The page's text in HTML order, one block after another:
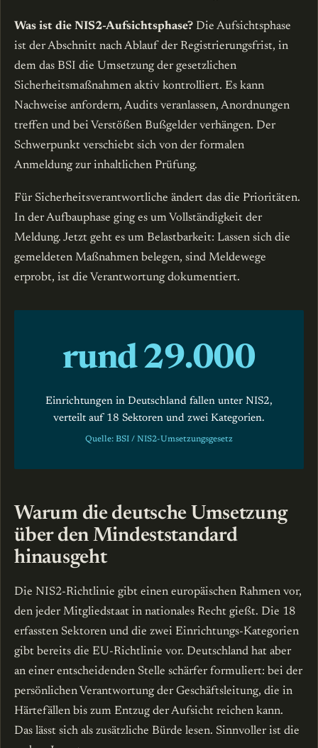
Was ist die NIS2-Aufsichtsphase? Die Aufsichtsphase
ist der Abschnitt nach Ablauf der Registrierungsfrist, in
dem das BSI die Umsetzung der gesetzlichen
Sicherheitsmaßnahmen aktiv kontrolliert. Es kann
Nachweise anfordern, Audits veranlassen, Anordnungen
treffen und bei Verstößen Bußgelder verhängen. Der
Schwerpunkt verschiebt sich von der formalen
Anmeldung zur inhaltlichen Prüfung.
Für Sicherheitsverantwortliche ändert das die Prioritäten.
In der Aufbauphase ging es um Vollständigkeit der
Meldung. Jetzt geht es um Belastbarkeit: Lassen sich die
gemeldeten Maßnahmen belegen, sind Meldewege
erprobt, ist die Verantwortung dokumentiert.
rund 29.000
Einrichtungen in Deutschland fallen unter NIS2,
verteilt auf 18 Sektoren und zwei Kategorien.
Quelle: BSI / NIS2-Umsetzungsgesetz
Warum die deutsche Umsetzung
über den Mindeststandard
hinausgeht
Die NIS2-Richtlinie gibt einen europäischen Rahmen vor,
den jeder Mitgliedstaat in nationales Recht gießt. Die 18
erfassten Sektoren und die zwei Einrichtungs-Kategorien
gibt bereits die EU-Richtlinie vor. Deutschland hat aber
an einer entscheidenden Stelle schärfer formuliert: bei der
persönlichen Verantwortung der Geschäftsleitung, die in
Härtefällen bis zum Entzug der Aufsicht reichen kann.
Das lässt sich als zusätzliche Bürde lesen. Sinnvoller ist die